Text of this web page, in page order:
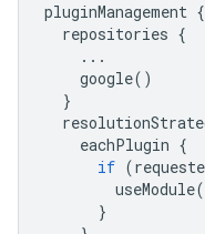
pluginManagement {
repositories {
...
google()
}
eachPlugin {
if (
useModule(
}